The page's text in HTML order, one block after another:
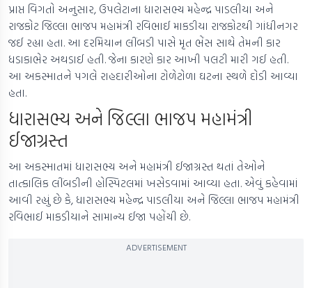
પ્રાપ્ત વિગતો અનુસાર, ઉપલેટાના ધારાસભ્ય મહેન્દ્ર પાડલીયા અને
રાજકોટ જિલ્લા ભાજપ મહામંત્રી રવિભાઈ માકડીયા રાજકોટથી ગાંધીનગર
જઈ રહ્યા હતા. આ દરમિયાન લીંબડી પાસે મૃત ભેંસ સાથે તેમની કાર
ધડાકાભેર અથડાઈ હતી. જેના કારણે કાર આખી પલટી મારી ગઈ હતી.
આ અકસ્માતને પગલે રાહદારીઓના ટોળેટોળા ઘટના સ્થળે દોડી આવ્યા
હતા.
ધારાસભ્ય અને જિલ્લા ભાજપ મહામંત્રી
ઈજાગ્રસ્ત
આ અકસ્માતમાં ધારાસભ્ય અને મહામંત્રી ઈજાગ્રસ્ત થતાં તેઓને
તાત્કાલિક લીંબડીની હોસ્પિટલમાં ખસેડવામાં આવ્યા હતા. એવું કહેવામાં
આવી રહ્યું છે કે, ધારાસભ્ય મહેન્દ્ર પાડલીયા અને જિલ્લા ભાજપ મહામંત્રી
રવિભાઈ માકડીયાને સામાન્ય ઈજા પહોંચી છે.
ADVERTISEMENT